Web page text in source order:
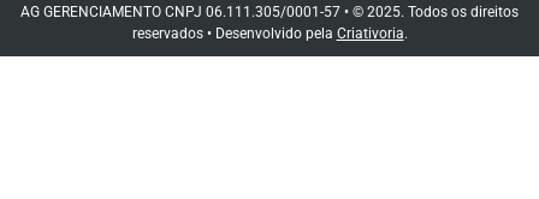
AG GERENCIAMENTO CNPJ 06.111.305/0001-57 • © 2025. Todos os direitos
reservados • Desenvolvido pela Criativoria.